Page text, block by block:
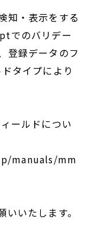
知・表示をする
でのバリデー
登録データのフ
タイプにより
ールドについ
manuals/mm
いたします。